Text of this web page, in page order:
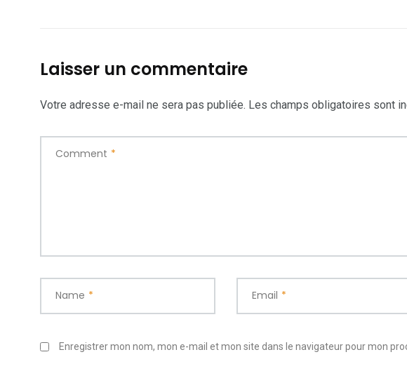
Laisser un commentaire
Votre adresse e-mail ne sera pas publiée. Les champs obligatoires sont
Comment *
Name * Email *
Enregistrer mon nom, mon e-mail et mon site dans le navigateur pour mon